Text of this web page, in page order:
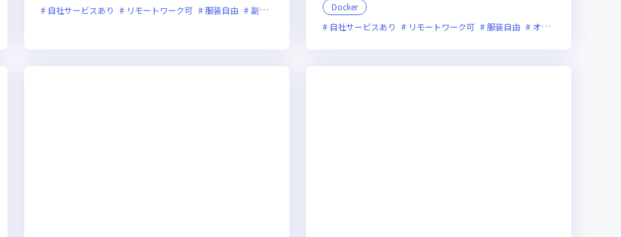
新技術に積極的 ベンチャー企業 残業月20時間未満 グローバル展開
自社サービスあり
リモートワーク可 服装自由 副業可 オンライン選考可
Docker
自社サービスあり
リモートワーク可 服装自由 オンライン選考可